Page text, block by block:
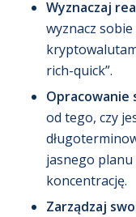
Wyznaczaj
wyznacz
rich-quick”.
od tego, czy
jasnego planu
koncentrację.
Zarządzaj